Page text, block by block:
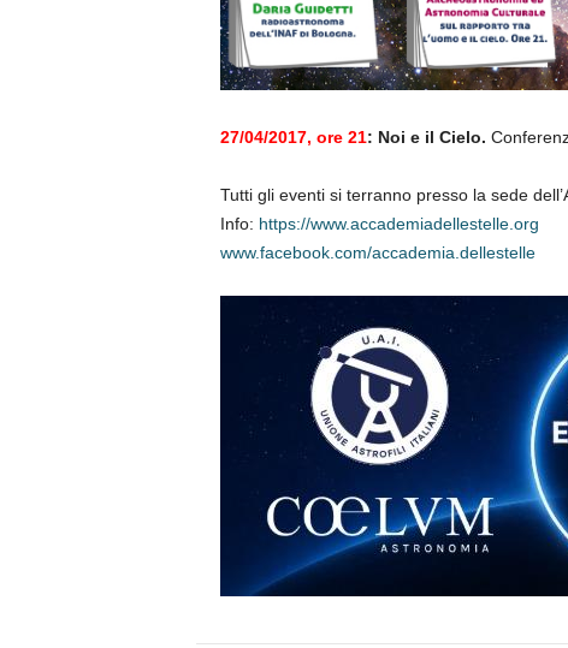
27/04/2017, ore 21: Noi e il Cielo.
Tutti gli eventi si terranno presso la sede
Info: https://www.accademiadellestelle.org
www.facebook.com/accademia.dellestelle